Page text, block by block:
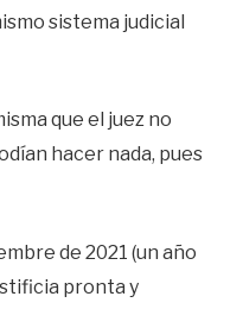
sistema judicial
que el juez no
hacer nada, pues
de 2021 (un año
pronta y